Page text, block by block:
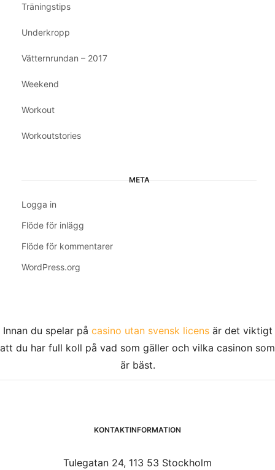
Träningstips
Underkropp
Vätternrundan – 2017
Weekend
Workout
Workoutstories
META
Logga in
Flöde för inlägg
Flöde för kommentarer
WordPress.org
Innan du spelar på casino utan svensk licensär det viktigt
att du har full koll på vad som gäller och vilka casinon som
är bäst.
KONTAKTINFORMATION
Tulegatan 24, 113 53 Stockholm